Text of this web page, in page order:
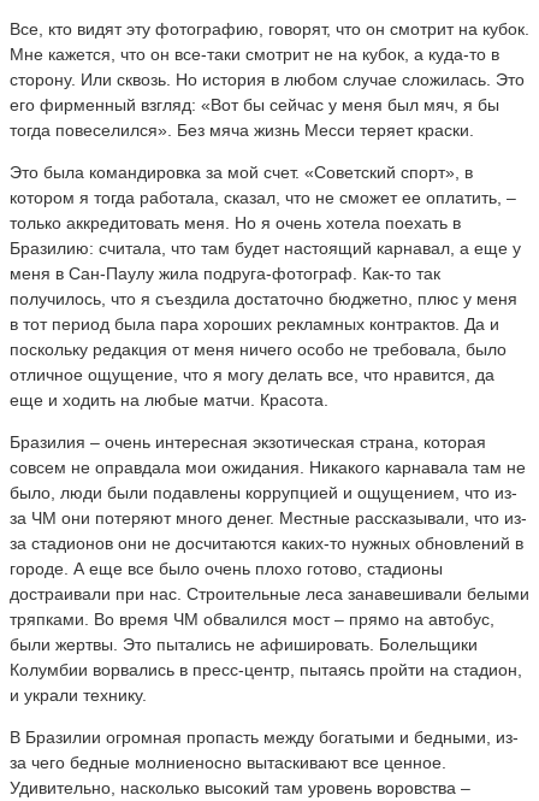
Все, кто видят эту фотографию, говорят, что он смотрит на кубок.
Мне кажется, что он все-таки смотрит не на кубок, а куда-то в
сторону. Или сквозь. Но история в любом случае сложилась. Это
его фирменный взгляд: «Вот бы сейчас у меня был мяч, я бы
тогда повеселился». Без мяча жизнь Месси теряет краски.
Это была командировка за мой счет. «Советский спорт», в
котором я тогда работала, сказал, что не сможет ее оплатить, –
только аккредитовать меня. Но я очень хотела поехать в
Бразилию: считала, что там будет настоящий карнавал, а еще у
меня в Сан-Паулу жила подруга-фотограф. Как-то так
получилось, что я съездила достаточно бюджетно, плюс у меня
в тот период была пара хороших рекламных контрактов. Да и
поскольку редакция от меня ничего особо не требовала, было
отличное ощущение, что я могу делать все, что нравится, да
еще и ходить на любые матчи. Красота.
Бразилия – очень интересная экзотическая страна, которая
совсем не оправдала мои ожидания. Никакого карнавала там не
было, люди были подавлены коррупцией и ощущением, что из-
за ЧМ они потеряют много денег. Местные рассказывали, что из-
за стадионов они не досчитаются каких-то нужных обновлений в
городе. А еще все было очень плохо готово, стадионы
достраивали при нас. Строительные леса занавешивали белыми
тряпками. Во время ЧМ обвалился мост – прямо на автобус,
были жертвы. Это пытались не афишировать. Болельщики
Колумбии ворвались в пресс-центр, пытаясь пройти на стадион,
и украли технику.
В Бразилии огромная пропасть между богатыми и бедными, из-
за чего бедные молниеносно вытаскивают все ценное.
Удивительно, насколько высокий там уровень воровства –